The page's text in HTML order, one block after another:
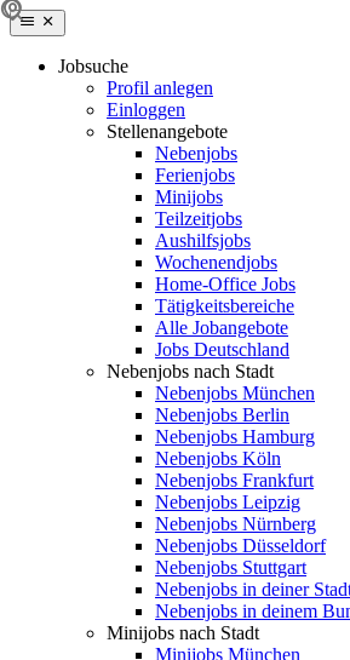
Jobsuche
Profil anlegen
Einloggen
Stellenangebote
Nebenjobs
Ferienjobs
Minijobs
Teilzeitjobs
Aushilfsjobs
Wochenendjobs
Home-Office Jobs
Tätigkeitsbereiche
Alle Jobangebote
Jobs Deutschland
Nebenjobs nach Stadt
Nebenjobs München
Nebenjobs Berlin
Nebenjobs Hamburg
Nebenjobs Köln
Nebenjobs Frankfurt
Nebenjobs Leipzig
Nebenjobs Nürnberg
Nebenjobs Düsseldorf
Nebenjobs Stuttgart
Nebenjobs in deiner
Nebenjobs in deinem
Minijobs nach Stadt
Minijobs München